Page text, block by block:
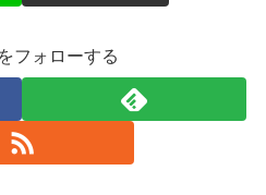
フォローする